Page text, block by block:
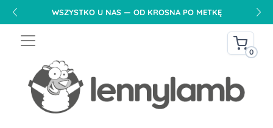
WSZYSTKO U NAS — OD KROSNA PO METKĘ
0